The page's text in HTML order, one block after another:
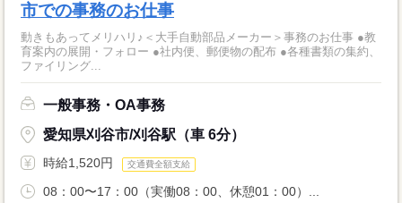
市での事務のお仕事
動きもあってメリハリ♪＜大手自動部品メーカー＞事務のお仕事 ●教
育案内の展開・フォロー ●社内便、郵便物の配布 ●各種書類の集約、
ファイリング...
一般事務・OA事務
愛知県刈谷市/刈谷駅（車 6分）
時給1,520円 交通費全額支給
08：00〜17：00（実働08：00、休憩01：00）...